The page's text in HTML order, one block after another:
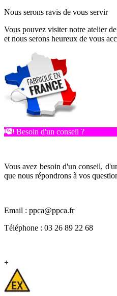
Nous serons ravis de vous servir
Vous pouvez visiter notre atelier
et nous serons heureux de vous
Besoin d'un conseil ?
Vous avez besoin d'un conseil,
que nous répondrons à vos
Email : ppca@ppca.fr
Téléphone : 03 26 89 22 68
+